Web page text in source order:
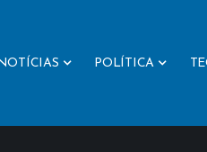
POLÍTICA